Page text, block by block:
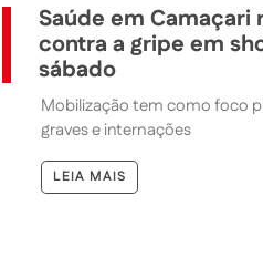
Saúde em Camaçari
contra a gripe em
sábado
Mobilização tem como foco
graves e internações
LEIA MAIS